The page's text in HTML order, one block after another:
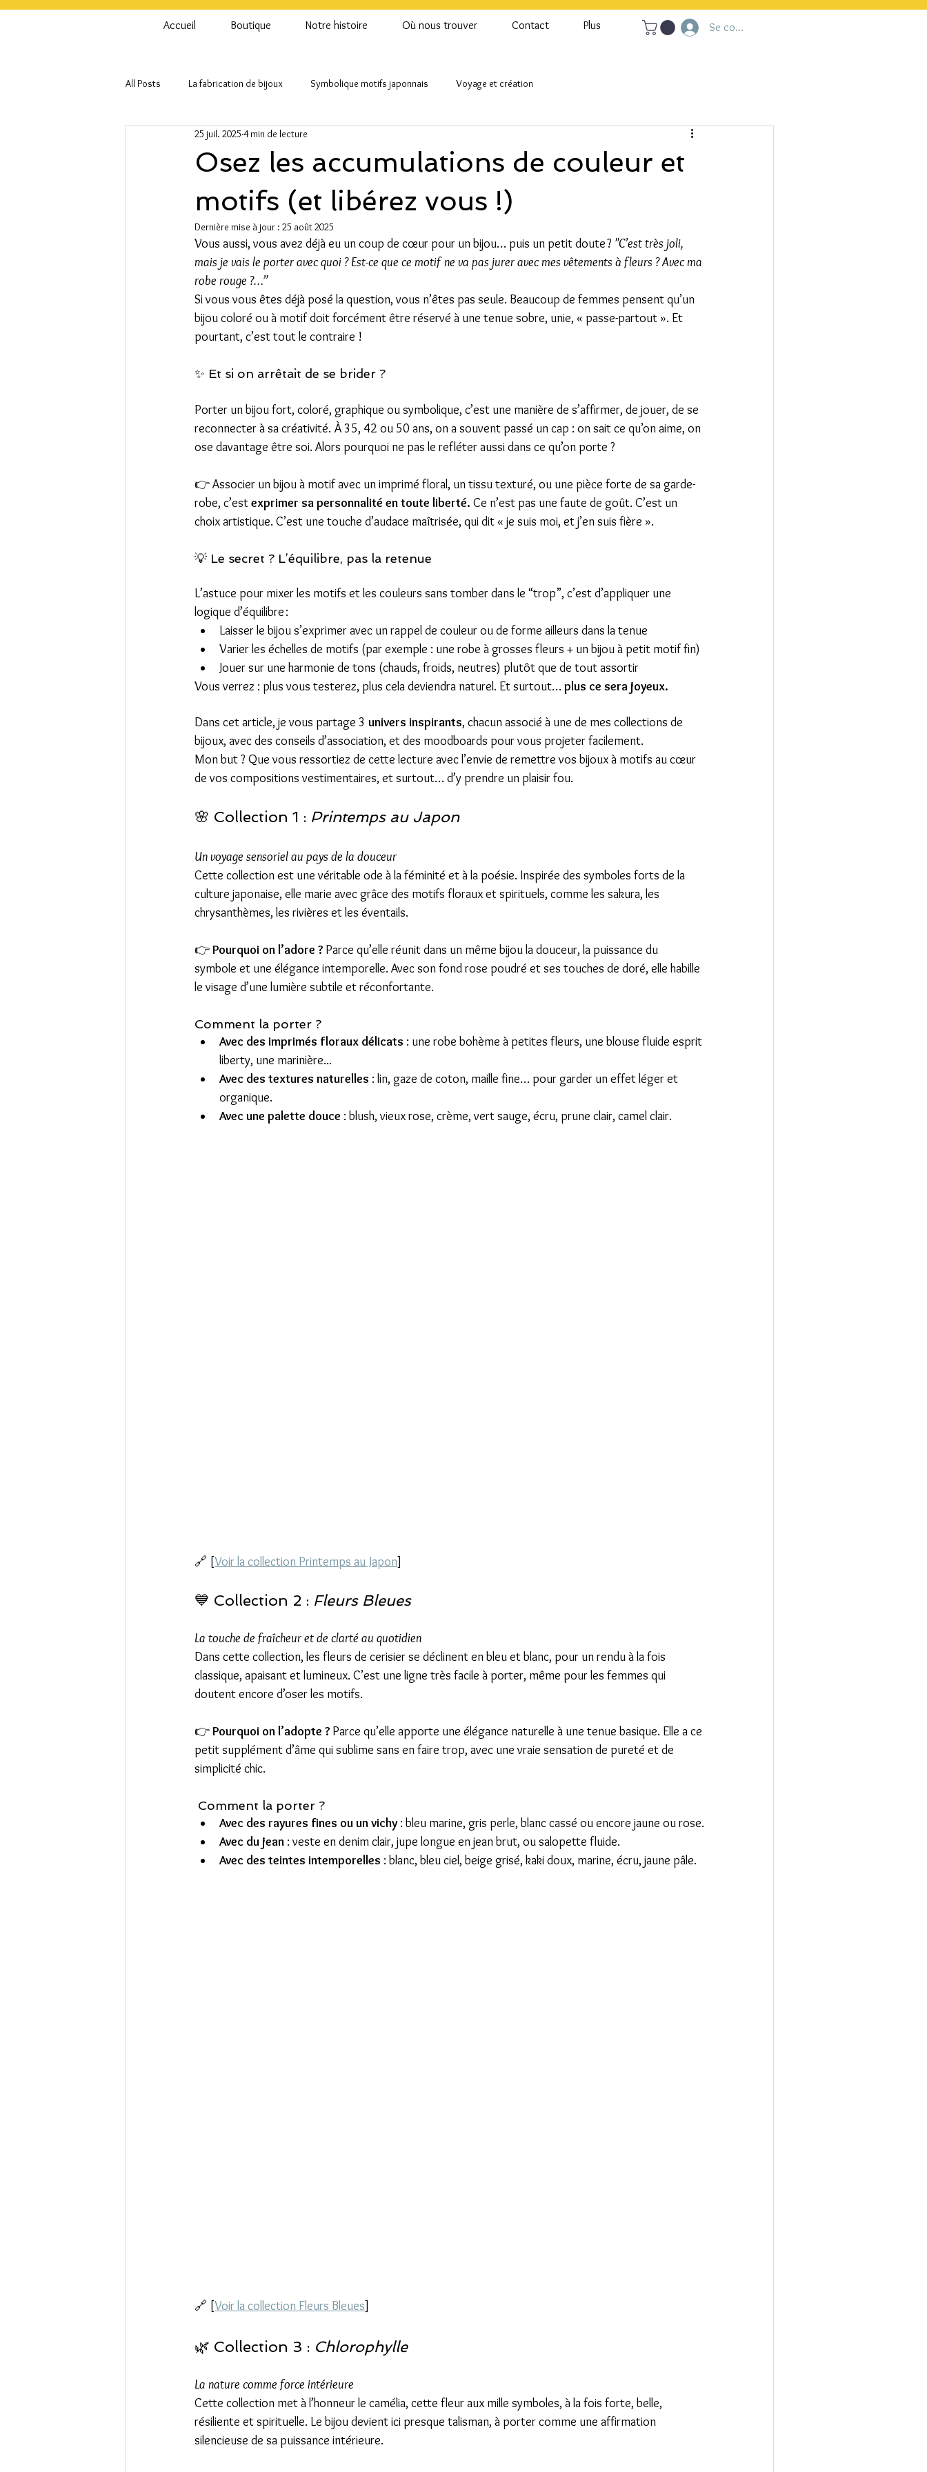
Accueil Boutique Notre histoire Où nous trouver Contact Plus Se connecter
All Posts La fabrication de bijoux Symbolique motifs japonnais Voyage et création
Osez les accumulations de couleur et
motifs (et libérez vous !)
25 juil. 2025 4 min de lecture
Dernière mise à jour : 25 août 2025
Vous aussi, vous avez déjà eu un coup de cœur pour un bijou… puis un petit doute ? "C’est très joli,
mais je vais le porter avec quoi ? Est-ce que ce motif ne va pas jurer avec mes vêtements à fleurs ? Avec ma
robe rouge ?…”
Si vous vous êtes déjà posé la question, vous n’êtes pas seule. Beaucoup de femmes pensent qu’un
bijou coloré ou à motif doit forcément être réservé à une tenue sobre, unie, « passe-partout ». Et
pourtant, c’est tout le contraire !
✨ Et si on arrêtait de se brider ?
Porter un bijou fort, coloré, graphique ou symbolique, c’est une manière de s’affirmer, de jouer, de se
reconnecter à sa créativité. À 35, 42 ou 50 ans, on a souvent passé un cap : on sait ce qu’on aime, on
ose davantage être soi. Alors pourquoi ne pas le refléter aussi dans ce qu’on porte ?
👉 Associer un bijou à motif avec un imprimé floral, un tissu texturé, ou une pièce forte de sa garde-
robe, c’est exprimer sa personnalité en toute liberté. Ce n’est pas une faute de goût. C’est un
choix artistique. C’est une touche d’audace maîtrisée, qui dit « je suis moi, et j’en suis fière ».
💡 Le secret ? L’équilibre, pas la retenue
L’astuce pour mixer les motifs et les couleurs sans tomber dans le “trop”, c’est d’appliquer une
logique d’équilibre :
Laisser le bijou s’exprimer avec un rappel de couleur ou de forme ailleurs dans la tenue
Varier les échelles de motifs (par exemple : une robe à grosses fleurs + un bijou à petit motif fin)
Jouer sur une harmonie de tons (chauds, froids, neutres) plutôt que de tout assortir
Vous verrez : plus vous testerez, plus cela deviendra naturel. Et surtout… plus ce sera joyeux.
Dans cet article, je vous partage 3 univers inspirants, chacun associé à une de mes collections de
bijoux, avec des conseils d’association, et des moodboards pour vous projeter facilement.
Mon but ? Que vous ressortiez de cette lecture avec l’envie de remettre vos bijoux à motifs au cœur
de vos compositions vestimentaires, et surtout… d’y prendre un plaisir fou.
🌸 Collection 1 : Printemps au Japon
Un voyage sensoriel au pays de la douceur
Cette collection est une véritable ode à la féminité et à la poésie. Inspirée des symboles forts de la
culture japonaise, elle marie avec grâce des motifs floraux et spirituels, comme les sakura, les
chrysanthèmes, les rivières et les éventails.
👉 Pourquoi on l’adore ? Parce qu’elle réunit dans un même bijou la douceur, la puissance du
symbole et une élégance intemporelle. Avec son fond rose poudré et ses touches de doré, elle habille
le visage d’une lumière subtile et réconfortante.
Comment la porter ?
Avec des imprimés floraux délicats : une robe bohème à petites fleurs, une blouse fluide esprit
liberty, une marinière...
Avec des textures naturelles : lin, gaze de coton, maille fine… pour garder un effet léger et
organique.
Avec une palette douce : blush, vieux rose, crème, vert sauge, écru, prune clair, camel clair.
🔗 [Voir la collection Printemps au Japon]
💙 Collection 2 : Fleurs Bleues
La touche de fraîcheur et de clarté au quotidien
Dans cette collection, les fleurs de cerisier se déclinent en bleu et blanc, pour un rendu à la fois
classique, apaisant et lumineux. C’est une ligne très facile à porter, même pour les femmes qui
doutent encore d’oser les motifs.
👉 Pourquoi on l’adopte ? Parce qu’elle apporte une élégance naturelle à une tenue basique. Elle a ce
petit supplément d’âme qui sublime sans en faire trop, avec une vraie sensation de pureté et de
simplicité chic.
Comment la porter ?
Avec des rayures fines ou un vichy : bleu marine, gris perle, blanc cassé ou encore jaune ou rose.
Avec du jean : veste en denim clair, jupe longue en jean brut, ou salopette fluide.
Avec des teintes intemporelles : blanc, bleu ciel, beige grisé, kaki doux, marine, écru, jaune pâle.
🔗 [Voir la collection Fleurs Bleues]
🌿 Collection 3 : Chlorophylle
La nature comme force intérieure
Cette collection met à l’honneur le camélia, cette fleur aux mille symboles, à la fois forte, belle,
résiliente et spirituelle. Le bijou devient ici presque talisman, à porter comme une affirmation
silencieuse de sa puissance intérieure.